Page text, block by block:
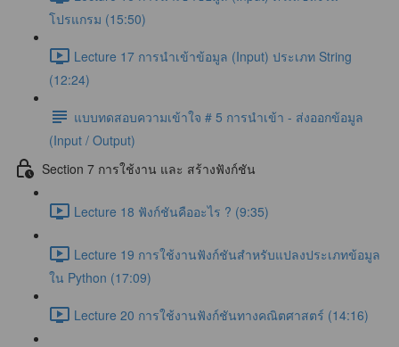
โปรแกรม (15:50)
Lecture 17 การนำเข้าข้อมูล (Input) ประเภท String
(12:24)
แบบทดสอบความเข้าใจ # 5 การนำเข้า - ส่งออกข้อมูล
(Input / Output)
Section 7 การใช้งาน และ สร้างฟังก์ชัน
Lecture 18 ฟังก์ชันคืออะไร ? (9:35)
Lecture 19 การใช้งานฟังก์ชันสำหรับแปลงประเภทข้อมูล
ใน Python (17:09)
Lecture 20 การใช้งานฟังก์ชันทางคณิตศาสตร์ (14:16)